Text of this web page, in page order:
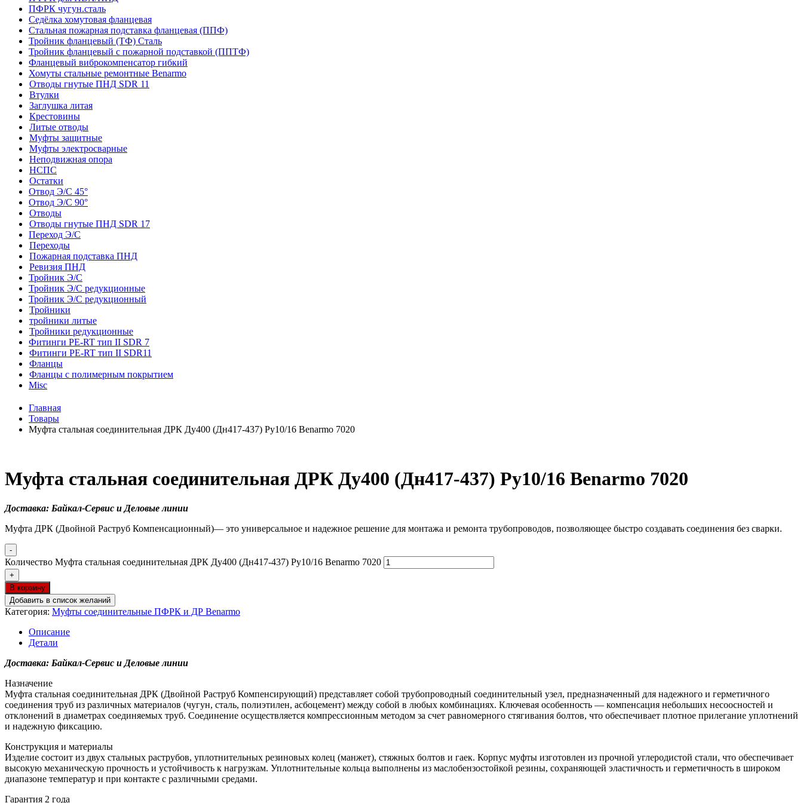
ПФРК чугун.сталь
Седёлка хомутовая фланцевая
Стальная пожарная подставка фланцевая (ППФ)
Тройник фланцевый (ТФ) Сталь
Тройник фланцевый с пожарной подставкой (ППТФ)
Фланцевый виброкомпенсатор гибкий
Хомуты стальные ремонтные Benarmo
Отводы гнутые ПНД SDR 11
Втулки
Заглушка литая
Крестовины
Литые отводы
Муфты защитные
Муфты электросварные
Неподвижная опора
НСПС
Остатки
Отвод Э/С 45°
Отвод Э/С 90°
Отводы
Отводы гнутые ПНД SDR 17
Переход Э/С
Переходы
Пожарная подставка ПНД
Ревизия ПНД
Тройник Э/С
Тройник Э/С редукционные
Тройник Э/С редукционный
Тройники
тройники литые
Тройники редукционные
Фитинги PE-RT тип II SDR 7
Фитинги PE-RT тип II SDR11
Фланцы
Фланцы с полимерным покрытием
Misc
Главная
Товары
Муфта стальная соединительная ДРК Ду400 (Дн417-437) Ру10/16 Benarmo 7020
Муфта стальная соединительная ДРК Ду400 (Дн417-437) Ру10/16 Benarmo 7020
Доставка: Байкал-Сервис и Деловые линии
Муфта ДРК (Двойной Раструб Компенсационный)— это универсальное и надежное решение для монтажа и ремонта трубопроводов, позволяющее быстро создавать соединения без сварки.
-
Количество Муфта стальная соединительная ДРК Ду400 (Дн417-437) Ру10/16 Benarmo 7020
+
В корзину
Добавить в список желаний
Категория: Муфты соединительные ПФРК и ДР Benarmo
Описание
Детали
Доставка: Байкал-Сервис и Деловые линии
Назначение
Муфта стальная соединительная ДРК (Двойной Раструб Компенсирующий) представляет собой трубопроводный соединительный узел, предназначенный для надежного и герметичного
соединения труб из различных материалов (чугун, сталь, полиэтилен, асбоцемент) между собой в любых комбинациях. Ключевая особенность — компенсация небольших несоосностей и
отклонений в диаметрах соединяемых труб. Соединение осуществляется компрессионным методом за счет равномерного стягивания болтов, что обеспечивает плотное прилегание уплотнений
и надежную фиксацию.
Конструкция и материалы
Изделие состоит из двух стальных раструбов, уплотнительных резиновых колец (манжет), стяжных болтов и гаек. Корпус муфты изготовлен из прочной углеродистой стали, что обеспечивает
высокую механическую прочность и устойчивость к нагрузкам. Уплотнительные кольца выполнены из маслобензостойкой резины, сохраняющей эластичность и герметичность в широком
диапазоне температур и при контакте с различными средами.
Гарантия 2 года